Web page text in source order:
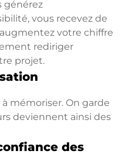
générez
vous recevez de
votre chiffre
rediriger
projet.
mémoriser. On garde
deviennent ainsi des
des